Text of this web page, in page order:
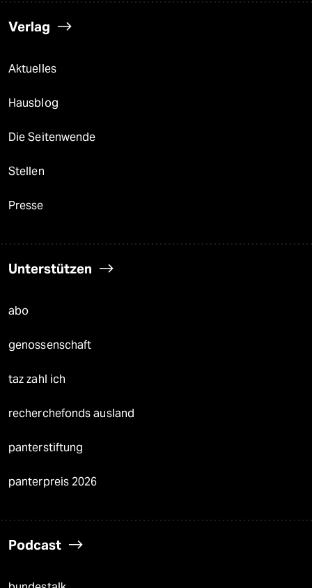
Verlag
Aktuelles
Hausblog
Die Seitenwende
Stellen
Presse
Unterstützen
abo
genossenschaft
taz zahl ich
recherchefonds ausland
panterstiftung
panterpreis 2026
Podcast